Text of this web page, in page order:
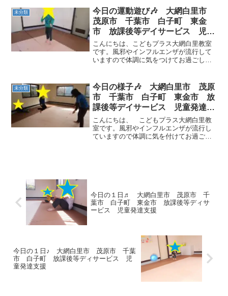
棒☆跳び箱お子さまたちは、難しい技
に...
未分類
今日の運動遊び🎶 大網白里市
茂原市 千葉市 白子町 東金
市 放課後等デイサービス 児童
発達支援
こんにちは、こどもプラス大網白里教室
です。風邪やインフルエンザが流行して
いますので体調に気をつけてお過ごしく
様子を紹介します🎶午前中の様子です🎶
まずは縄跳び！「１...
未分類
今日の様子🎶 大網白里市 茂原
市 千葉市 白子町 東金市 放
課後等デイサービス 児童発達支
援
こんにちは、 こどもプラス大網白里教
室です。風邪やインフルエンザが流行し
ていますので体調に気を付けてお過ごし
今日の１日♬ 大網白里市 茂原市 千
葉市 白子町 東金市 放課後等ディサ
ービス 児童発達支援
今日の１日♪ 大網白里市 茂原市 千葉
市 白子町 放課後等ディサービス 児
童発達支援